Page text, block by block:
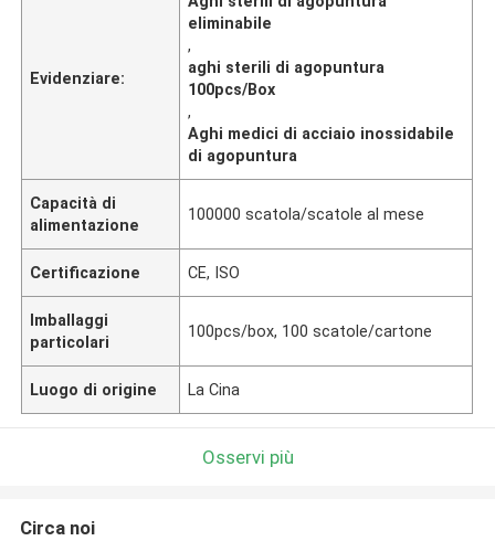
Evidenziare:
eliminabile
,
aghi sterili di agopuntura
100pcs/Box
,
Aghi medici di acciaio inossidabile
di agopuntura
Capacità di
alimentazione
100000 scatola/scatole al mese
Certificazione CE, ISO
Imballaggi
particolari
100pcs/box, 100 scatole/cartone
Luogo di origine La Cina
Osservi più
Circa noi